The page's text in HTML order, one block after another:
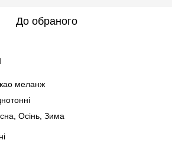
До обраного
меланж
Осінь, Зима